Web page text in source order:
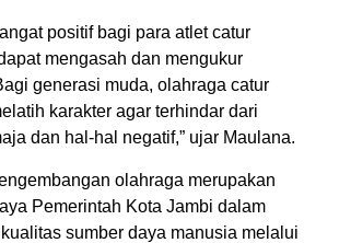
positif bagi para atlet catur
mengasah dan mengukur
generasi muda, olahraga catur
karakter agar terhindar dari
dan hal-hal negatif,” ujar Maulana.
olahraga merupakan
Pemerintah Kota Jambi dalam
sumber daya manusia melalui